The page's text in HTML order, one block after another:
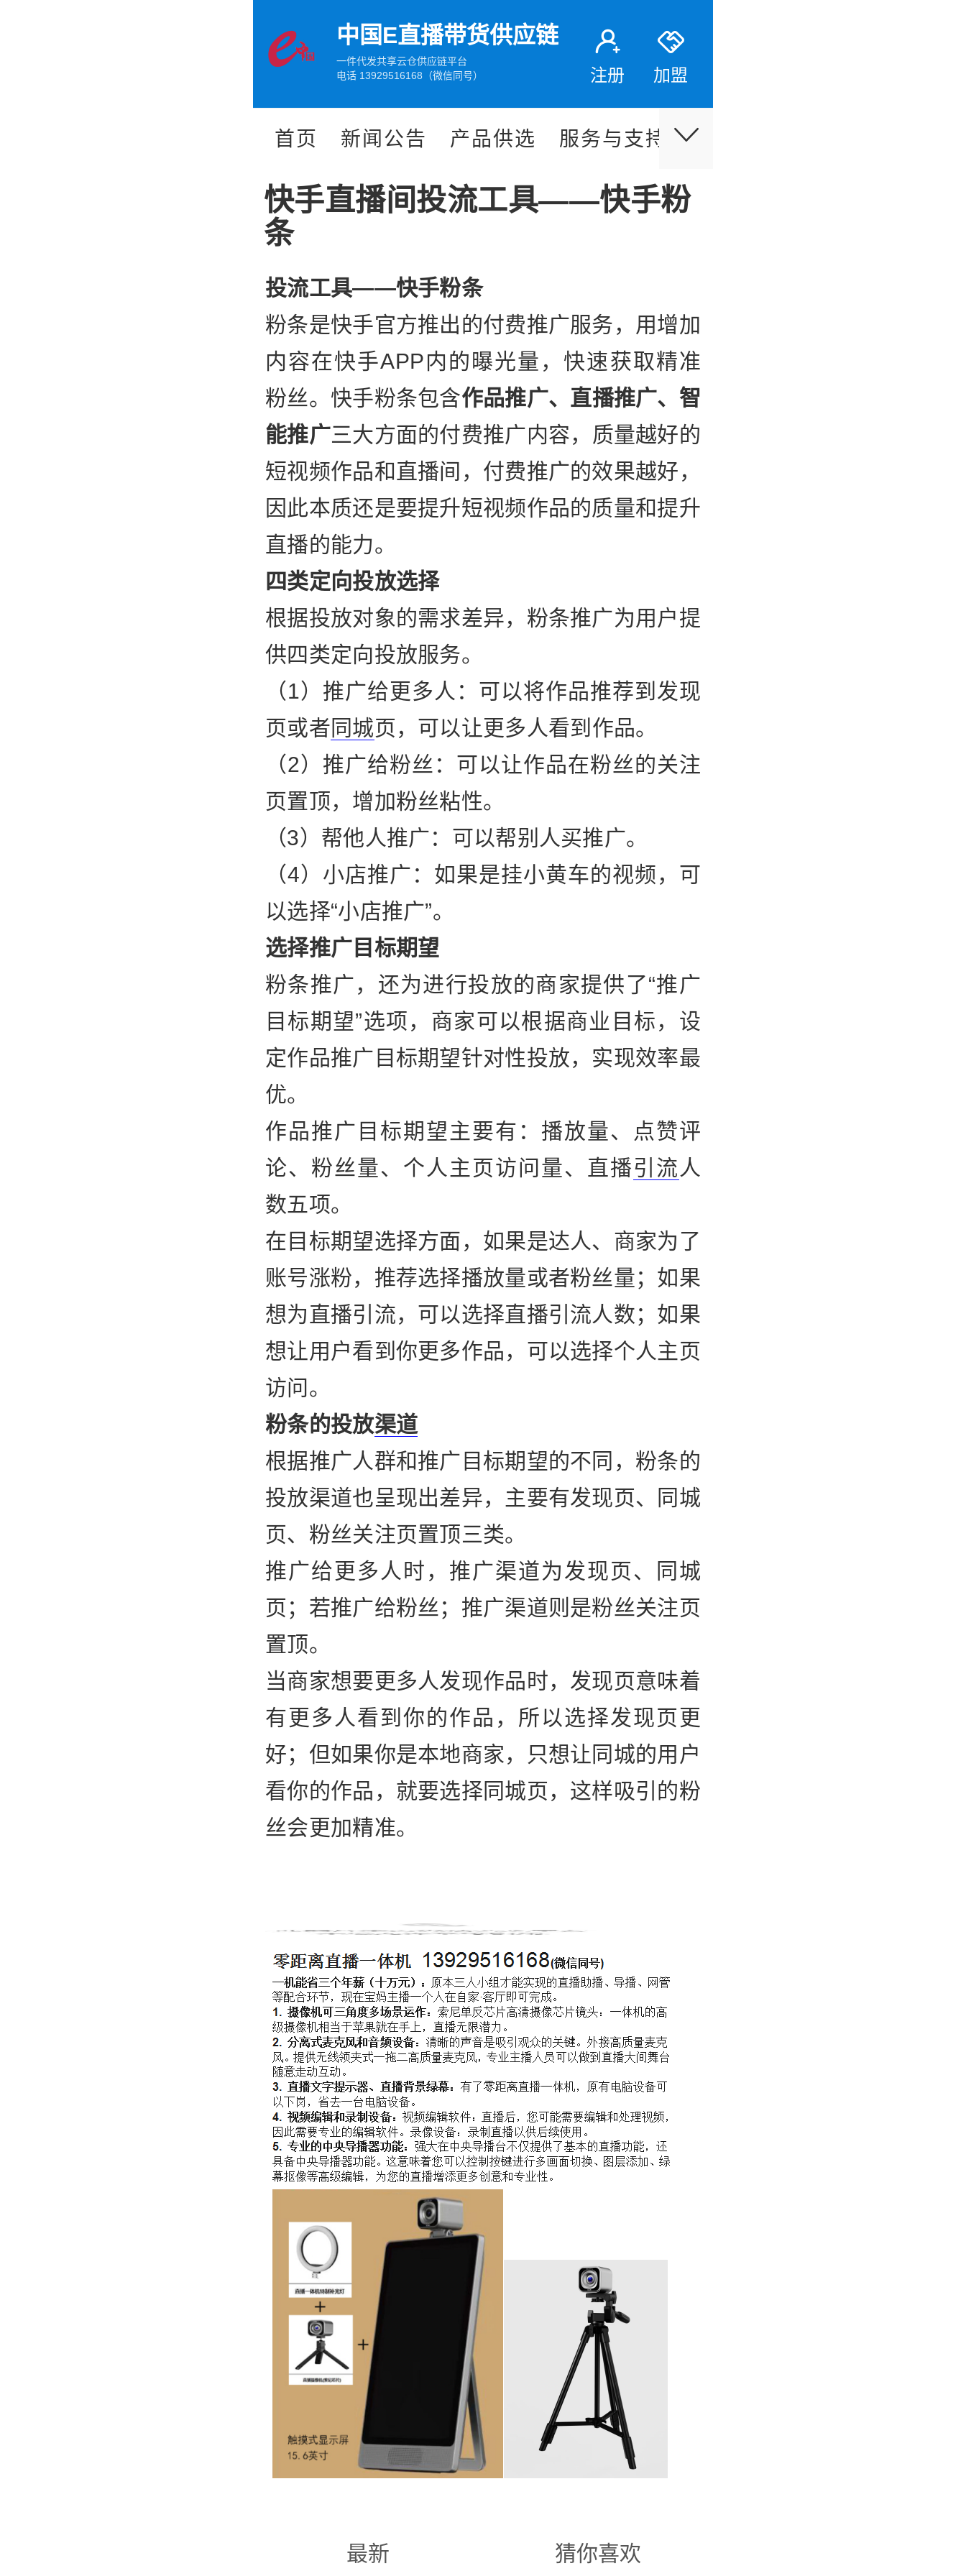
中国E直播带货供应链
一件代发共享云仓供应链平台
电话 13929516168（微信同号）
注册 加盟
首页 新闻公告 产品供选 服务与支持 伙伴合作
快手直播间投流工具——快手粉
条
投流工具——快手粉条
粉条是快手官方推出的付费推广服务，用增加
内容在快手APP内的曝光量，快速获取精准
粉丝。快手粉条包含作品推广、直播推广、智
能推广三大方面的付费推广内容，质量越好的
短视频作品和直播间，付费推广的效果越好，
因此本质还是要提升短视频作品的质量和提升
直播的能力。
四类定向投放选择
根据投放对象的需求差异，粉条推广为用户提
供四类定向投放服务。
（1）推广给更多人：可以将作品推荐到发现
页或者同城页，可以让更多人看到作品。
（2）推广给粉丝：可以让作品在粉丝的关注
页置顶，增加粉丝粘性。
（3）帮他人推广：可以帮别人买推广。
（4）小店推广：如果是挂小黄车的视频，可
以选择“小店推广”。
选择推广目标期望
粉条推广，还为进行投放的商家提供了“推广
目标期望”选项，商家可以根据商业目标，设
定作品推广目标期望针对性投放，实现效率最
优。
作品推广目标期望主要有：播放量、点赞评
论、粉丝量、个人主页访问量、直播引流 人
数五项。
在目标期望选择方面，如果是达人、商家为了
账号涨粉，推荐选择播放量或者粉丝量；如果
想为直播引流，可以选择直播引流人数；如果
想让用户看到你更多作品，可以选择个人主页
访问。
粉条的投放渠道
根据推广人群和推广目标期望的不同，粉条的
投放渠道也呈现出差异，主要有发现页、同城
页、粉丝关注页置顶三类。
推广给更多人时，推广渠道为发现页、同城
页；若推广给粉丝；推广渠道则是粉丝关注页
置顶。
当商家想要更多人发现作品时，发现页意味着
有更多人看到你的作品，所以选择发现页更
好；但如果你是本地商家，只想让同城的用户
看你的作品，就要选择同城页，这样吸引的粉
丝会更加精准。
最新 猜你喜欢